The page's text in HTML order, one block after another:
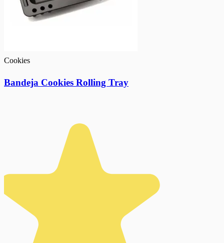
Cookies
Bandeja Cookies Rolling Tray